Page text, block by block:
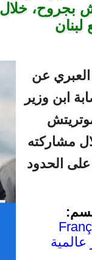
بجروح،
لبنان
العبري عن
ابن وزير
مشاركته
الحدود
عالمية